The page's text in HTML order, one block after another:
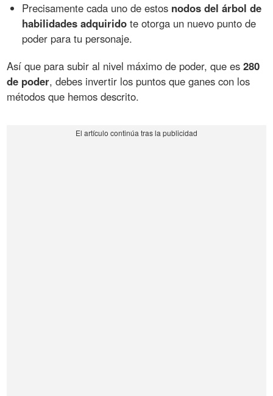
Precisamente cada uno de estos nodos del árbol de
habilidades adquirido te otorga un nuevo punto de
poder para tu personaje.
Así que para subir al nivel máximo de poder, que es280
de poder, debes invertir los puntos que ganes con los
métodos que hemos descrito.